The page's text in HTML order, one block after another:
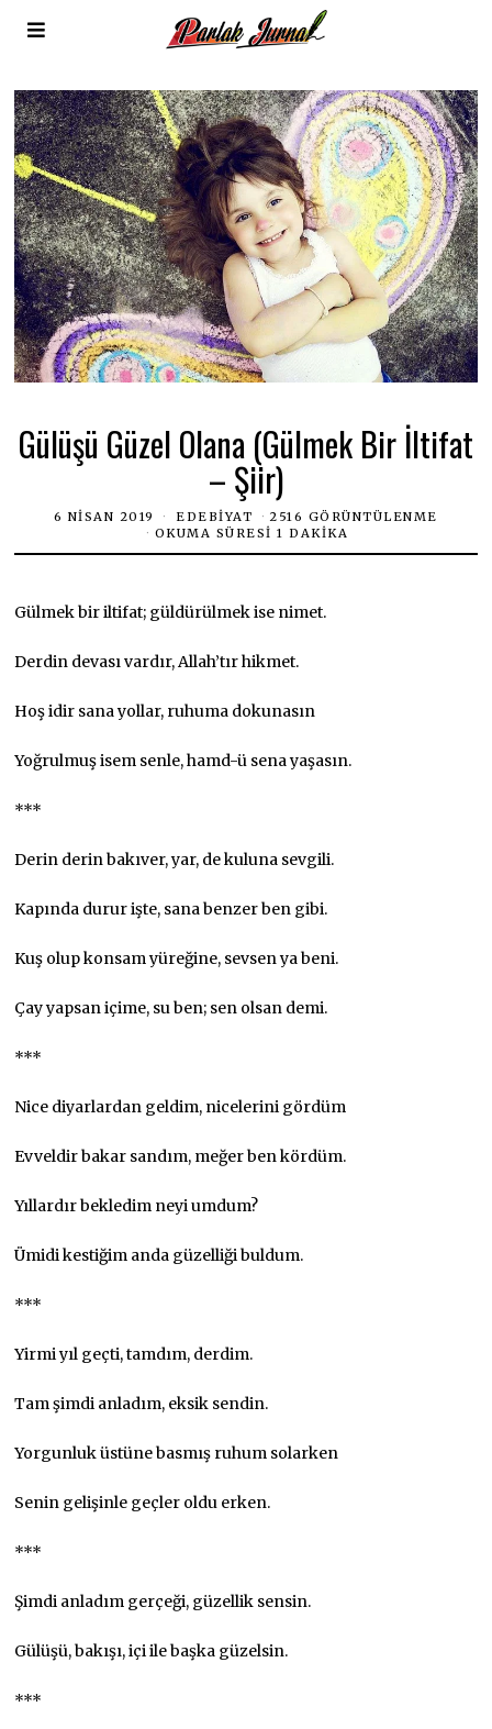
Gülüşü Güzel Olana (Gülmek Bir İltifat
– Şiir)
6 NISAN 2019 EDEBIYAT
2516 GÖRÜNTÜLENME
OKUMA SÜRESI 1 DAKIKA
Gülmek bir iltifat; güldürülmek ise nimet.
Derdin devası vardır, Allah’tır hikmet.
Hoş idir sana yollar, ruhuma dokunasın
Yoğrulmuş isem senle, hamd-ü sena yaşasın.
***
Derin derin bakıver, yar, de kuluna sevgili.
Kapında durur işte, sana benzer ben gibi.
Kuş olup konsam yüreğine, sevsen ya beni.
Çay yapsan içime, su ben; sen olsan demi.
***
Nice diyarlardan geldim, nicelerini gördüm
Evveldir bakar sandım, meğer ben kördüm.
Yıllardır bekledim neyi umdum?
Ümidi kestiğim anda güzelliği buldum.
***
Yirmi yıl geçti, tamdım, derdim.
Tam şimdi anladım, eksik sendin.
Yorgunluk üstüne basmış ruhum solarken
Senin gelişinle geçler oldu erken.
***
Şimdi anladım gerçeği, güzellik sensin.
Gülüşü, bakışı, içi ile başka güzelsin.
***